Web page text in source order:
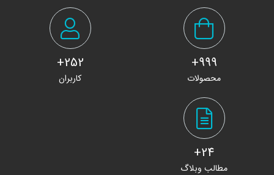
999+
محصولات
252+
کاربران
24+
مطالب وبلاگ